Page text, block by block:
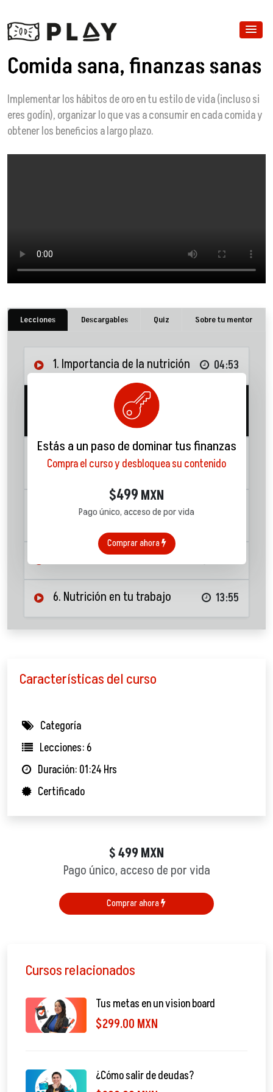
Comida sana, finanzas sanas
Implementar los hábitos de oro en tu estilo de vida (incluso si
eres godín), organizar lo que vas a consumir en cada comida y
obtener los beneficios a largo plazo.
Lecciones Descargables Quiz Sobre tu mentor
1. Importancia de la nutrición 04:53
2. Transición epidemiológica y
principales causas de muerte
3. Enfermedades crónico
degenerativas
09:14
4. ¿Cuál es el estándar de oro de
los hábitos?
5. Estilo de vida
6. Nutrición en tu trabajo 13:55
Estás a un paso de dominar tus finanzas
Compra el curso y desbloquea su contenido
$499 MXN
Pago único, acceso de por vida
Comprar ahora
Características del curso
Categoría
Lecciones: 6
Duración: 01:24 Hrs
Certificado
$499 MXN
Pago único, acceso de por vida
Comprar ahora
Cursos relacionados
Tus metas en un vision board
$299.00 MXN
¿Cómo salir de deudas?